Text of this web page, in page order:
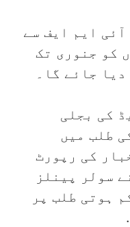
ایم ایف سے
کو جنوری تک
جائے گا۔
کی بجلی
طلب میں
کی رپورٹ
سولر پینلز
ہوتی طلب پر